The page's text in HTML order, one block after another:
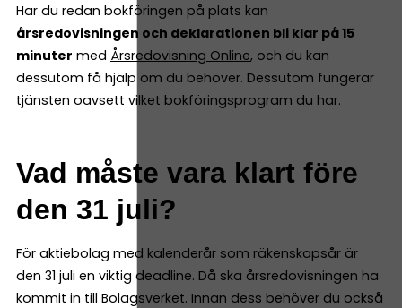
Har du redan bokföringen på plats kan
årsredovisningen och deklarationen bli klar på 15
minuter med Årsredovisning Online, och du kan
dessutom få hjälp om du behöver. Dessutom fungerar
tjänsten oavsett vilket bokföringsprogram du har.
Vad måste vara klart före
den 31 juli?
För aktiebolag med kalenderår som räkenskapsår är
den 31 juli en viktig deadline. Då ska årsredovisningen ha
kommit in till Bolagsverket. Innan dess behöver du också